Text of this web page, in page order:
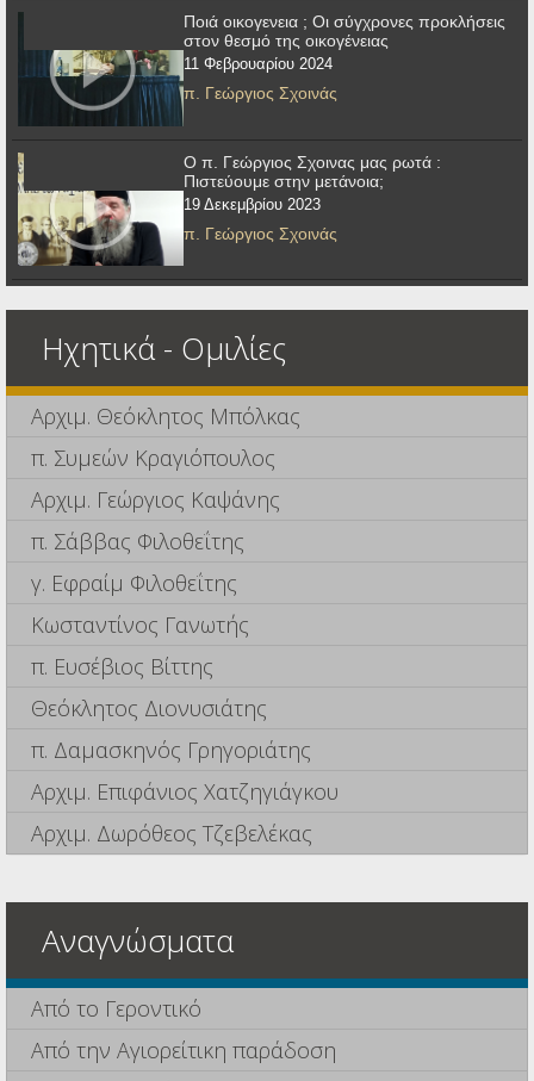
Ποιά οικογενεια ; Οι σύγχρονες προκλήσεις
στον θεσμό της οικογένειας
11 Φεβρουαρίου 2024
π. Γεώργιος Σχοινάς
Ο π. Γεώργιος Σχοινας μας ρωτά :
Πιστεύουμε στην μετάνοια;
19 Δεκεμβρίου 2023
π. Γεώργιος Σχοινάς
Ηχητικά - Ομιλίες
Αρχιμ. Θεόκλητος Μπόλκας
π. Συμεών Κραγιόπουλος
Αρχιμ. Γεώργιος Καψάνης
π. Σάββας Φιλοθεΐτης
γ. Εφραίμ Φιλοθεΐτης
Κωσταντίνος Γανωτής
π. Ευσέβιος Βίττης
Θεόκλητος Διονυσιάτης
π. Δαμασκηνός Γρηγοριάτης
Αρχιμ. Επιφάνιος Χατζηγιάγκου
Αρχιμ. Δωρόθεος Τζεβελέκας
Αναγνώσματα
Από το Γεροντικό
Από την Αγιορείτικη παράδοση